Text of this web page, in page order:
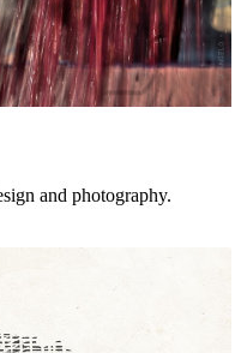
and photography.